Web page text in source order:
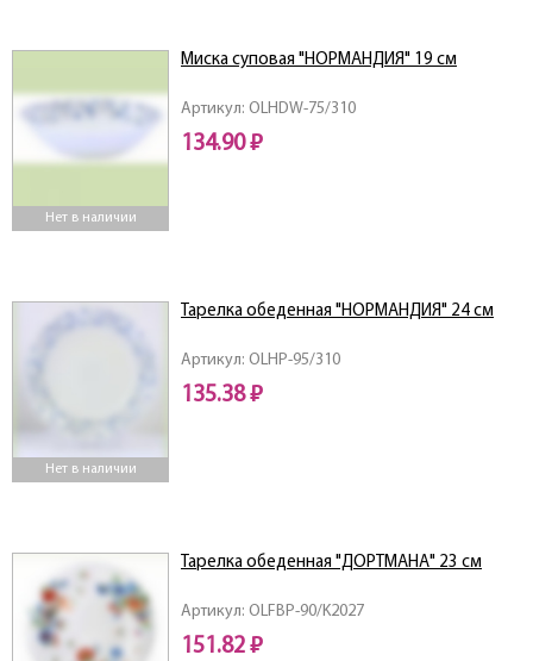
Нет в наличии
Артикул: OLHDW-75/310
Миска суповая "НОРМАНДИЯ" 19 см
134.90 ₽
Нет в наличии
Артикул: OLHP-95/310
Тарелка обеденная "НОРМАНДИЯ" 24 см
135.38 ₽
Артикул: OLFBP-90/K2027
Тарелка обеденная "ДОРТМАНА" 23 см
151.82 ₽